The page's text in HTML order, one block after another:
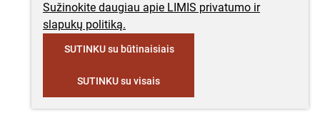
Sužinokite daugiau apie LIMIS privatumo ir
slapukų politiką.
SUTINKU su būtinaisiais
SUTINKU su visais